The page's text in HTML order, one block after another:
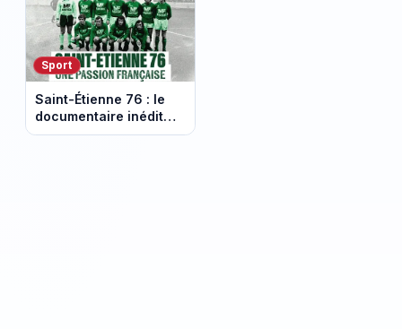
Sport
Saint-Étienne 76 : le
documentaire inédit
qui replonge dans